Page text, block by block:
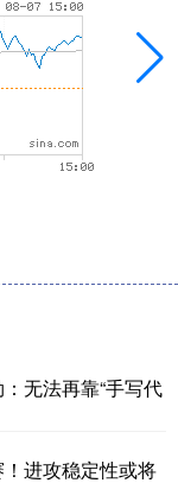
无法再靠“手写代
进攻稳定性或将